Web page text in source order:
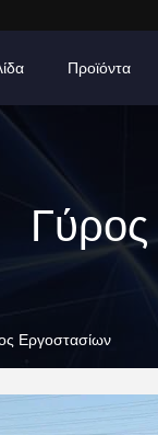
Προϊόντα
Εργοστασίων